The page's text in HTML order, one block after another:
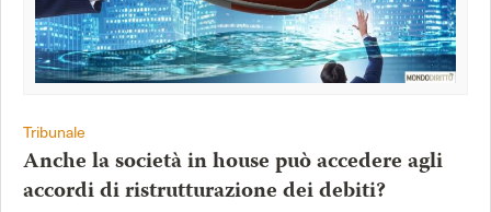
Tribunale
Anche la società in house può accedere agli
accordi di ristrutturazione dei debiti?